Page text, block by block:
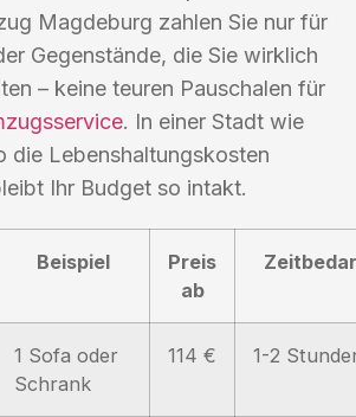
Magdeburg zahlen Sie nur für
Gegenstände, die Sie wirklich
– keine teuren Pauschalen für
. In einer Stadt wie
die Lebenshaltungskosten
Ihr Budget so intakt.
Beispiel
Preis
ab
1 Sofa oder
Schrank
114 € 1-2